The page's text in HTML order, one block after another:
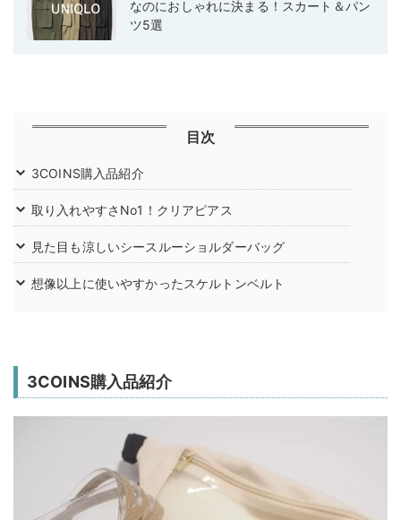
なのにおしゃれに決まる！スカート＆パン
ツ5選
目次
3COINS購入品紹介
取り入れやすさNo1！クリアピアス
見た目も涼しいシースルーショルダーバッグ
想像以上に使いやすかったスケルトンベルト
3COINS購入品紹介